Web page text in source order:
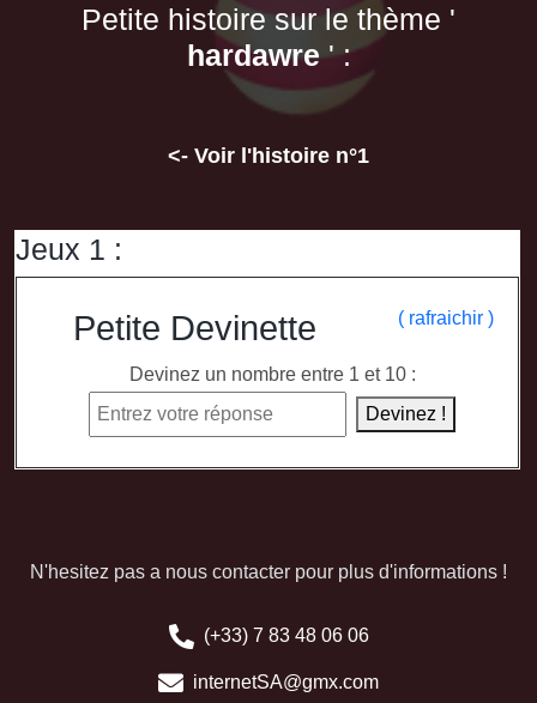
Petite histoire sur le thème '
hardawre' :
<- Voir l'histoire n°1
Jeux 1 :
Petite Devinette ( rafraichir )
Devinez un nombre entre 1 et 10 :
Devinez !
N'hesitez pas a nous contacter pour plus d'informations !
(+33) 7 83 48 06 06
internetSA@gmx.com